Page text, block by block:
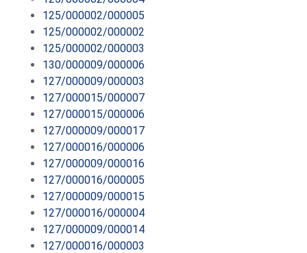
125/000002/000005
125/000002/000002
125/000002/000003
130/000009/000006
127/000009/000003
127/000015/000007
127/000015/000006
127/000009/000017
127/000016/000006
127/000009/000016
127/000016/000005
127/000009/000015
127/000016/000004
127/000009/000014
127/000016/000003